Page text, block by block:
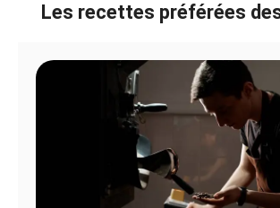
Les recettes préférées